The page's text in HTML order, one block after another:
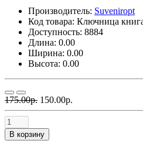
Производитель: Suveniropt
Код товара: Ключница
Доступность: 8884
Длина: 0.00
Ширина: 0.00
Высота: 0.00
175.00р. 150.00р.
В корзину